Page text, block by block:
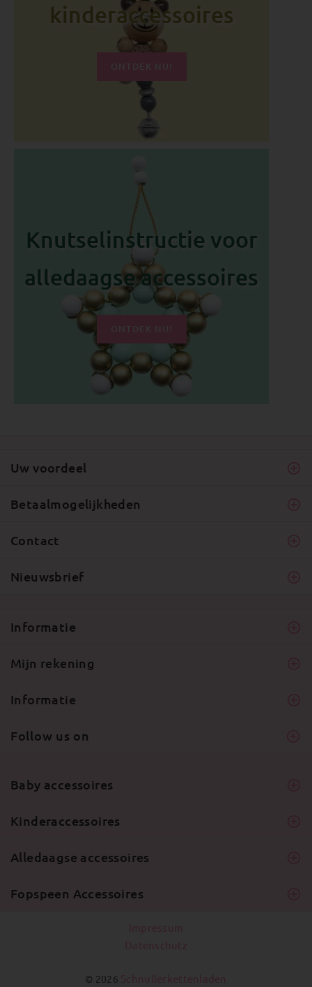
kinderaccessoires
Knutselinstructie voor
alledaagse accessoires
Uw voordeel
Betaalmogelijkheden
Contact
Nieuwsbrief
Informatie
Mijn rekening
Informatie
Follow us on
Baby accessoires
Kinderaccessoires
Alledaagse accessoires
Fopspeen Accessoires
© 2026